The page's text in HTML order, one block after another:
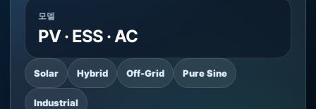
모델
PV · ESS · AC
Solar Hybrid Off-Grid Pure Sine
Industrial